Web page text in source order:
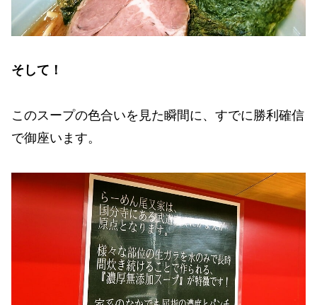
そして！
このスープの色合いを見た瞬間に、すでに勝利確信
で御座います。